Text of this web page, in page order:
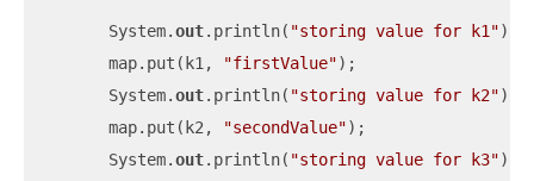
        System.
out.println( "storing value for k1");
        map.put(k1,
"firstValue");
        System.
out.println( "storing value for k2");
        map.put(k2,
"secondValue");
        System.
out.println( "storing value for k3");